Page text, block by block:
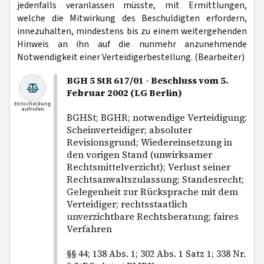
jedenfalls veranlassen müsste, mit Ermittlungen,
welche die Mitwirkung des Beschuldigten erfordern,
innezuhalten, mindestens bis zu einem weitergehenden
Hinweis an ihn auf die nunmehr anzunehmende
Notwendigkeit einer Verteidigerbestellung. (Bearbeiter)
BGH 5 StR 617/01 - Beschluss vom 5.
Februar 2002 (LG Berlin)
BGHSt; BGHR; notwendige Verteidigung;
Scheinverteidiger; absoluter
Revisionsgrund; Wiedereinsetzung in
den vorigen Stand (unwirksamer
Rechtsmittelverzicht); Verlust seiner
Rechtsanwaltszulassung; Standesrecht;
Gelegenheit zur Rücksprache mit dem
Verteidiger; rechtsstaatlich
unverzichtbare Rechtsberatung; faires
Verfahren
§§ 44; 138 Abs. 1; 302 Abs. 1 Satz 1; 338 Nr.
Entscheidung
aufrufen